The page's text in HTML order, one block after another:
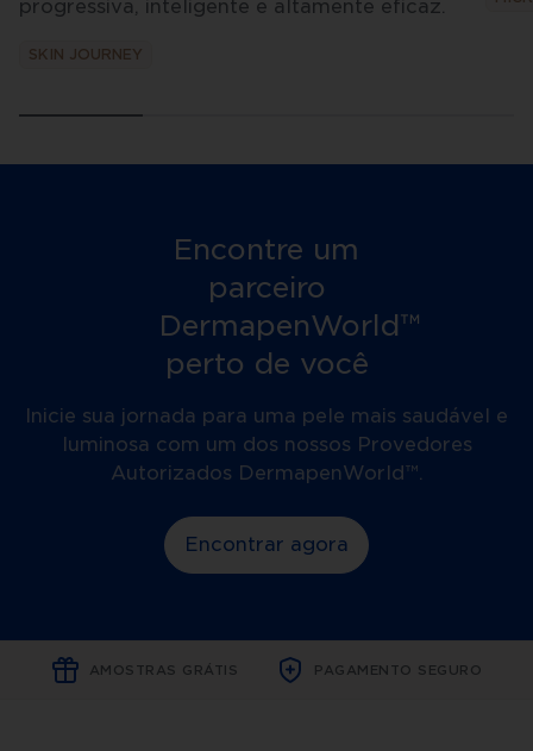
progressiva, inteligente e altamente eficaz.
SKIN JOURNEY
Encontre um
parceiro
DermapenWorld™
perto de você
Inicie sua jornada para uma pele mais saudável e
luminosa com um dos nossos Provedores
Autorizados DermapenWorld™.
Encontrar agora
AMOSTRAS GRÁTIS PAGAMENTO SEGURO